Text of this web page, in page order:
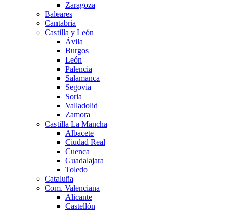
Zaragoza
Baleares
Cantabria
Castilla y León
Ávila
Burgos
León
Palencia
Salamanca
Segovia
Soria
Valladolid
Zamora
Castilla La Mancha
Albacete
Ciudad Real
Cuenca
Guadalajara
Toledo
Cataluña
Com. Valenciana
Alicante
Castellón